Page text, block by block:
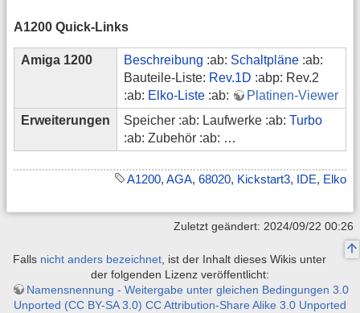
A1200 Quick-Links
Amiga 1200 Beschreibung :ab: Schaltpläne :ab:
Bauteile-Liste: Rev.1D :abp: Rev.2
:ab: Elko-Liste :ab:
Platinen-Viewer
Erweiterungen
Speicher :ab: Laufwerke :ab: Turbo
:ab: Zubehör :ab: …
A1200, AGA, 68020, Kickstart3, IDE, Elko
Zuletzt geändert: 2024/09/22 00:26
Falls nicht anders bezeichnet , ist der Inhalt dieses Wikis unter
der folgenden Lizenz veröffentlicht:
Namensnennung - Weitergabe unter gleichen Bedingungen 3.0
Unported (CC BY-SA 3.0) CC Attribution-Share Alike 3.0 Unported